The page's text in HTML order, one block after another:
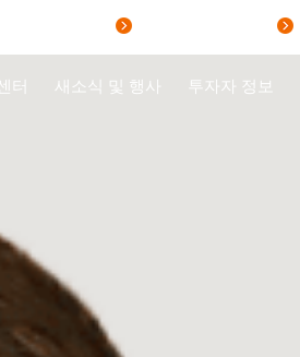
터 새소식 및 행사 투자자 정보